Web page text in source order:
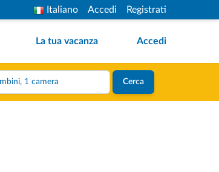
Italiano Accedi Registrati
La tua vacanza Accedi
2 adulti, 0 bambini, 1 camera Cerca